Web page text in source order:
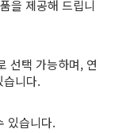
을 제공해 드립니
선택 가능하며, 연
니다.
있습니다.